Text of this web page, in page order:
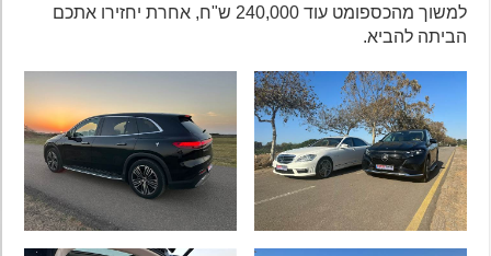
למשוך מהכספומט עוד 240,000 ש"ח, אחרת יחזירו אתכם
הביתה להביא.